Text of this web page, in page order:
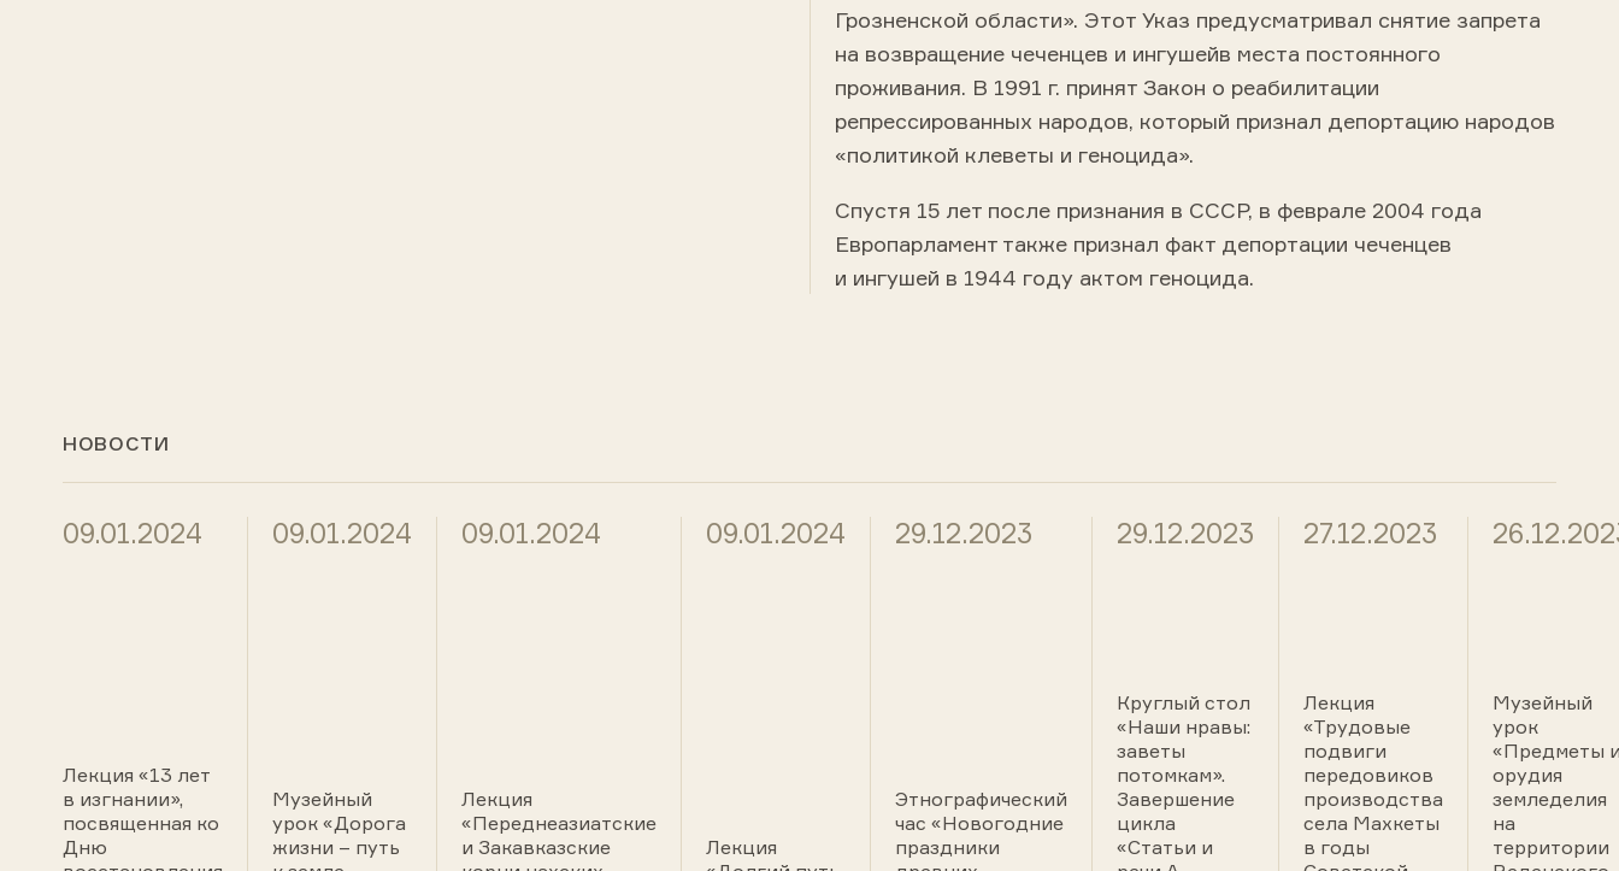
Грозненской области». Этот Указ предусматривал снятие запрета
на возвращение чеченцев и ингушейв места постоянного
проживания. В 1991 г. принят Закон о реабилитации
репрессированных народов, который признал депортацию народов
«политикой клеветы и геноцида».
Спустя 15 лет после признания в СССР, в феврале 2004 года
Европарламент также признал факт депортации чеченцев
и ингушей в 1944 году актом геноцида.
НОВОСТИ
09.01.2024
Лекция «13 лет
в изгнании»,
посвященная ко
Дню
09.01.2024
Музейный
урок «Дорога
жизни – путь
09.01.2024
Лекция
«Переднеазиатские
и Закавказские
09.01.2024
Лекция
29.12.2023
Этнографический
час «Новогодние
праздники
29.12.2023
Круглый стол
«Наши нравы:
заветы
потомкам».
Завершение
цикла
«Статьи и
27.12.2023
Лекция
«Трудовые
подвиги
передовиков
производства
села Махкеты
в годы
Музейный
урок
«Предметы
орудия
земледелия
на
территории